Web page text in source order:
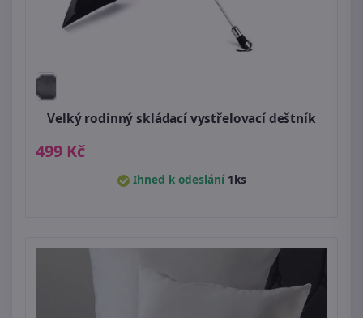
Velký rodinný skládací vystřelovací deštník
499 Kč
Ihned k odeslání 1ks